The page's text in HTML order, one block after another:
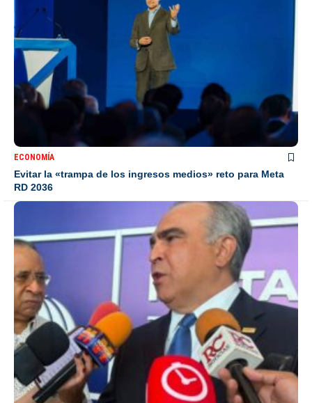
ECONOMÍA
Evitar la «trampa de los ingresos medios» reto para Meta
RD 2036